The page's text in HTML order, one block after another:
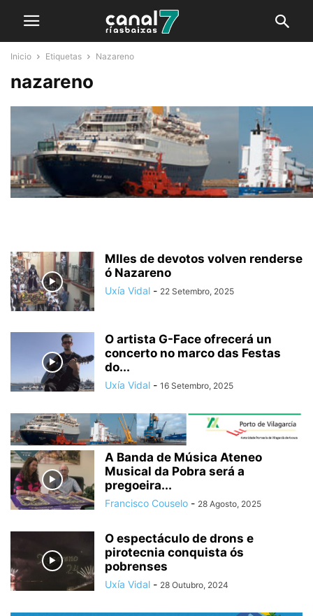
Inicio Etiquetas Nazareno
nazareno
MIles de devotos volven renderse
ó Nazareno
Uxía Vidal - 22 Setembro, 2025
O artista G-Face ofrecerá un
concerto no marco das Festas
do...
Uxía Vidal - 16 Setembro, 2025
A Banda de Música Ateneo
Musical da Pobra será a
pregoeira...
Francisco Couselo - 28 Agosto, 2025
O espectáculo de drons e
pirotecnia conquista ós
pobrenses
Uxía Vidal - 28 Outubro, 2024